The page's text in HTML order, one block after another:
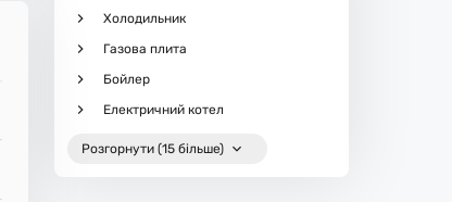
Холодильник
Газова плита
Бойлер
Електричний котел
Розгорнути (15 більше)